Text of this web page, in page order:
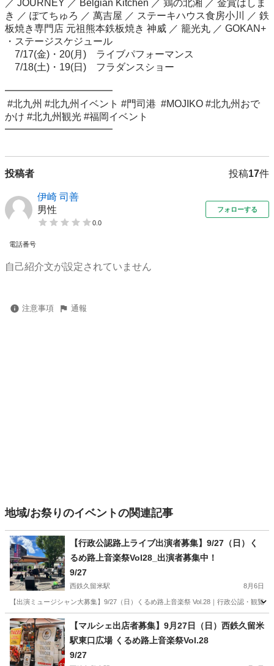
／ JOURNEY ／ Belgian Kitchen ／ 鶏の北湘 ／ 金賞はしま
き ／ ぽてちゅろ ／ 萬吉屋 ／ ステーキハウス食房小川 ／ 鉄
板焼き専門店 元祖熊本鉄板焼き 神威 ／ 籠光丸 ／ GOKAN+
・ステージスケジュール
7/17(金)・20(月)　ライブパフォーマンス
7/18(土)・19(日)　フラダンスショー
━━━━━━━━━━━
#北九州 #北九州イベント #門司港  #MOJIKO #北九州おで
かけ #北九州観光 #福岡イベント
━━━━━━━━━━━
投稿者 投稿17件
伊崎 司善
男性
0.0
フォローする
電話番号
自己紹介文が設定されていません
注意事項 通報
地域/お祭りのイベントの関連記事
【行政公認路上ライブ出演者募集】9/27（日）く
るめ路上音楽祭Vol28_出演者募集中！
9/27
西鉄久留米駅 8月6日
【出演ミュージシャン大募集】9/27（日）くるめ路上音楽祭 Vol.28｜行政公認・観
福岡 久留米市 西鉄久留米駅 地域/お祭り 音楽祭
【マルシェ出店者募集】9月27日（日）西鉄久留米
駅東口広場 くるめ路上音楽祭Vol.28
9/27